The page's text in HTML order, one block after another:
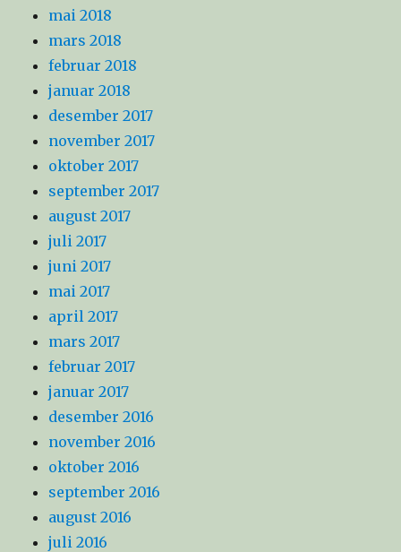
mai 2018
mars 2018
februar 2018
januar 2018
desember 2017
november 2017
oktober 2017
september 2017
august 2017
juli 2017
juni 2017
mai 2017
april 2017
mars 2017
februar 2017
januar 2017
desember 2016
november 2016
oktober 2016
september 2016
august 2016
juli 2016